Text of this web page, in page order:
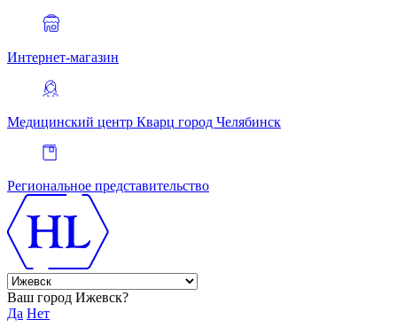
Интернет-магазин
Медицинский центр Кварц город Челябинск
Региональное представительство
Ваш город Ижевск?
Да Нет